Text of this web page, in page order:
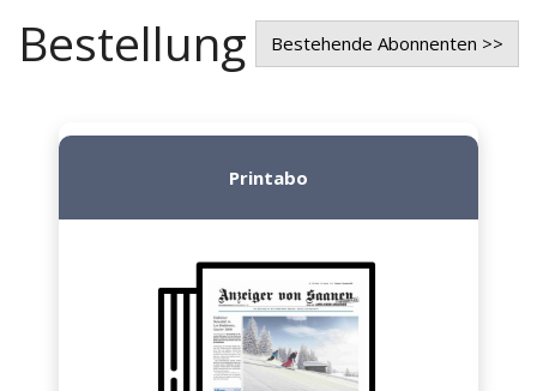
Bestellung Bestehende Abonnenten >>
Printabo